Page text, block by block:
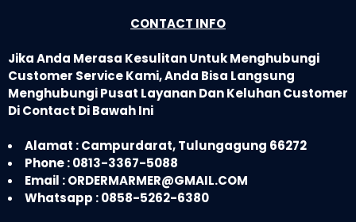
CONTACT INFO
Jika Anda Merasa Kesulitan Untuk Menghubungi
Customer Service Kami, Anda Bisa Langsung
Menghubungi Pusat Layanan Dan Keluhan Customer
Di Contact Di Bawah Ini
Alamat : Campurdarat, Tulungagung 66272
Phone : 0813-3367-5088
Email : ORDERMARMER@GMAIL.COM
Whatsapp : 0858-5262-6380